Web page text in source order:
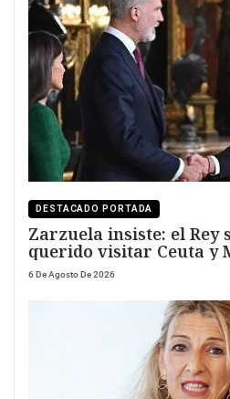
DESTACADO PORTADA
Zarzuela insiste: el Rey
querido visitar Ceuta y
6 De Agosto De 2026